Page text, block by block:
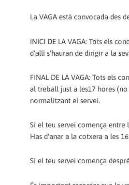
La VAGA està convocada des
INICI DE LA VAGA: Tots els
d'allí s'hauran de dirigir a la
FINAL DE LA VAGA: Tots els
al treball just a les17 hores
normalitzant el servei.
Si el teu servei comença entre
Has d'anar a la cotxera a les
Si el teu servei comença